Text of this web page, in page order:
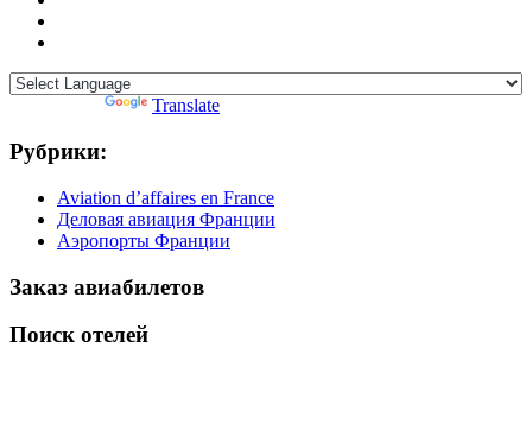
Translate
Рубрики:
Aviation d’affaires en France
Деловая авиация Франции
Аэропорты Франции
Заказ авиабилетов
Поиск отелей